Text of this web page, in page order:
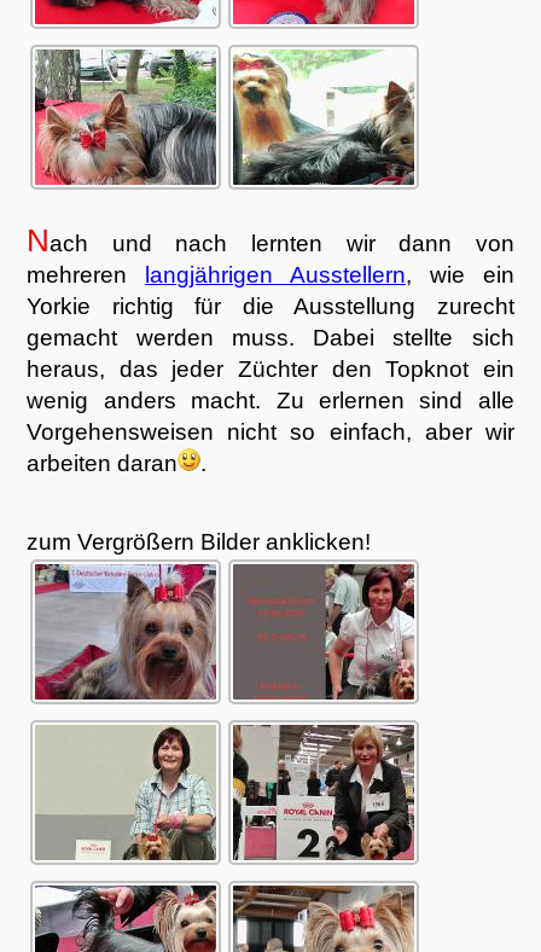
Nach und nach lernten wir dann von
mehreren
langjährigen Ausstellern, wie ein
Yorkie richtig für die Ausstellung zurecht
gemacht werden muss. Dabei stellte sich
heraus, das jeder Züchter den Topknot ein
wenig anders macht. Zu erlernen sind alle
Vorgehensweisen nicht so einfach, aber wir
arbeiten daran
.
zum Vergrößern Bilder anklicken!